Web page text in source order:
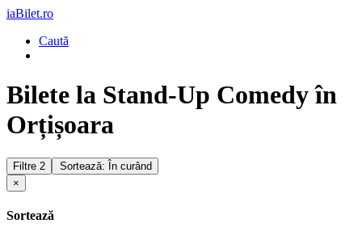
iaBilet.ro
Caută
Bilete la Stand-Up Comedy în
Orțișoara
Filtre 2
Sortează: În curând
×
Sortează